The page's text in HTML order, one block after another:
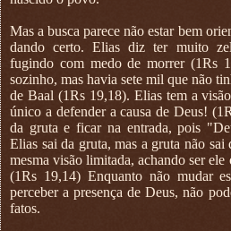
Mas a busca parece não estar bem
dando certo. Elias diz ter muito
fugindo com medo de morrer (1Rs
sozinho, mas havia sete mil que não
de Baal (1Rs 19,18). Elias tem a
único a defender a causa de Deus!
da gruta e ficar na entrada, pois
Elias sai da gruta, mas a gruta não
mesma visão limitada, achando ser
(1Rs 19,14) Enquanto não mudar
perceber a presença de Deus, não
fatos.